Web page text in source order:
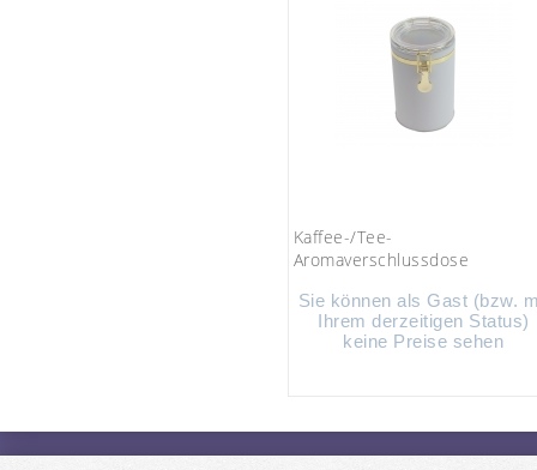
Kaffee-/Tee-
Aromaverschlussdose
Sie können als Gast (bzw.
Ihrem derzeitigen Status)
keine Preise sehen